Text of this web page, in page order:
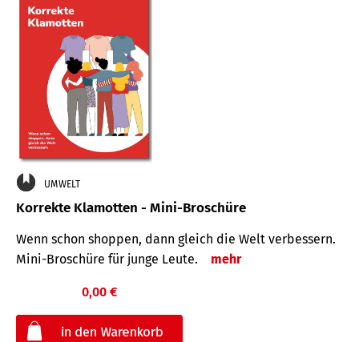
UMWELT
Korrekte Klamotten - Mini-Broschüre
Wenn schon shoppen, dann gleich die Welt verbessern.
Mini-Broschüre für junge Leute.
mehr
0,00 €